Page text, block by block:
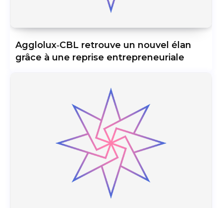
Agglolux‑CBL retrouve un nouvel élan
grâce à une reprise entrepreneuriale